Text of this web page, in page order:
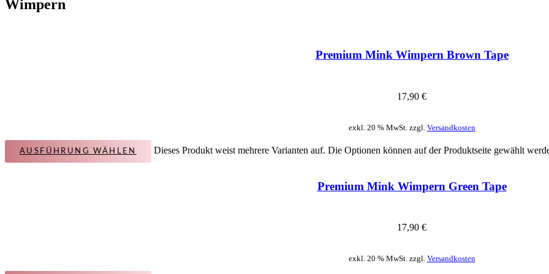
Wimpern
Premium Mink Wimpern Brown Tape
17,90 €
exkl. 20 % MwSt. zzgl. Versandkosten
AUSFÜHRUNG WÄHLEN Dieses Produkt weist mehrere Varianten auf. Die Optionen können auf der Produktseite gewählt
Premium Mink Wimpern Green Tape
17,90 €
exkl. 20 % MwSt. zzgl. Versandkosten